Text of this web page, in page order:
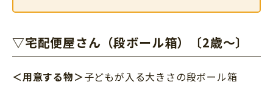
▽宅配便屋さん（段ボール箱）〔2歳～〕
＜用意する物＞子どもが入る大きさの段ボール箱